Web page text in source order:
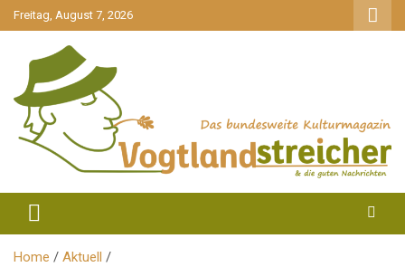
gehe
zum
Freitag, August 7, 2026
Vogtlandstreicher
Home
Aktuell